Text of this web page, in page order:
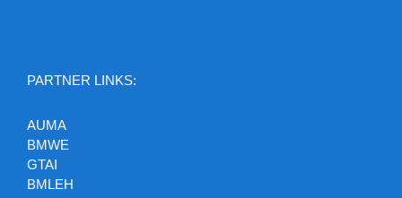
PARTNER LINKS:
AUMA
BMWE
GTAI
BMLEH